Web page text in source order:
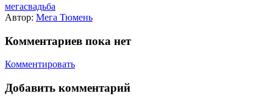
мегасвадьба
Автор: Мега Тюмень
Комментариев пока нет
Комментировать
Добавить комментарий